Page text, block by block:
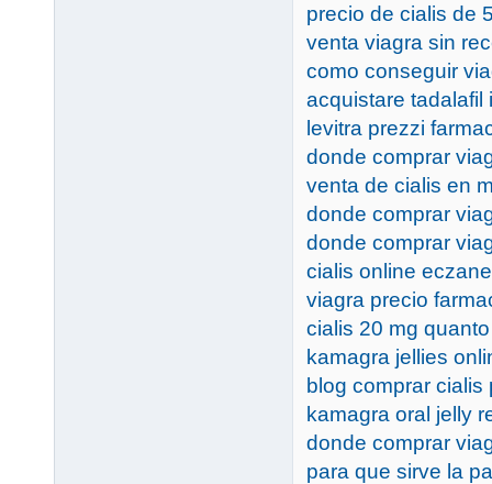
precio de cialis de
venta viagra sin
como conseguir
acquistare tadalafil
levitra prezzi
donde comprar
venta de cialis en
donde comprar
donde comprar
cialis online eczane
viagra precio
cialis 20 mg
kamagra jellies
blog comprar cialis
kamagra oral jelly
donde comprar
para que sirve la